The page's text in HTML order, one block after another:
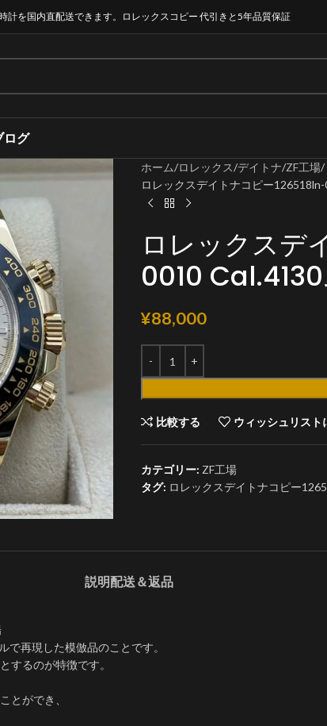
を国内直配送できます。ロレックスコピー 代引きと5年品質保証
ログ
ホーム ロレックス デイトナ ZF工場
ロレックスデイトナコピー
ロレックスデ
0010
¥88,000
比較する ウィッシュリスト
カテゴリー: ZF工場
タグ: ロレックスデイトナコピー
説明配送＆返品
再現した模倣品のことです。
するのが特徴です。
とができ、